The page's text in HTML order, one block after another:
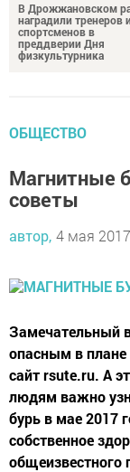
В Дрожжановском
наградили тренеров и
спортсменов в
преддверии Дня
физкультурника
ОБЩЕСТВО
Магнитные
советы
автор, 4 мая
Замечательный
опасным в плане
сайт rsute.ru. А
людям важно
бурь в мае 2017
собственное
общеизвестного